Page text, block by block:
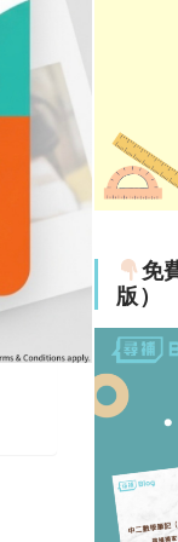
免
版）